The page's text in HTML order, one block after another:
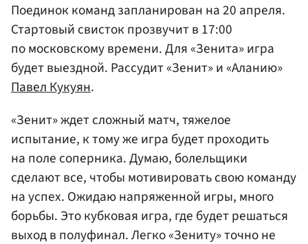
Поединок команд запланирован на 20 апреля.
Стартовый свисток прозвучит в 17:00
по московскому времени. Для «Зенита» игра
будет выездной. Рассудит «Зенит» и «Аланию»
Павел Кукуян.
«Зенит» ждет сложный матч, тяжелое
испытание, к тому же игра будет проходить
на поле соперника. Думаю, болельщики
сделают все, чтобы мотивировать свою команду
на успех. Ожидаю напряженной игры, много
борьбы. Это кубковая игра, где будет решаться
выход в полуфинал. Легко «Зениту» точно не